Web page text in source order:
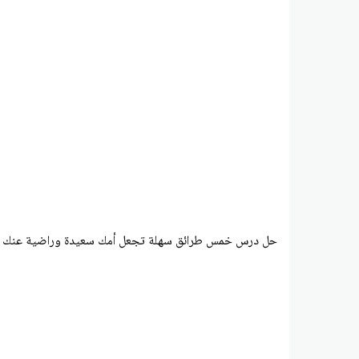
حل درس خمس طرائق سهلة تجعل أمك سعيدة وراضية عنك